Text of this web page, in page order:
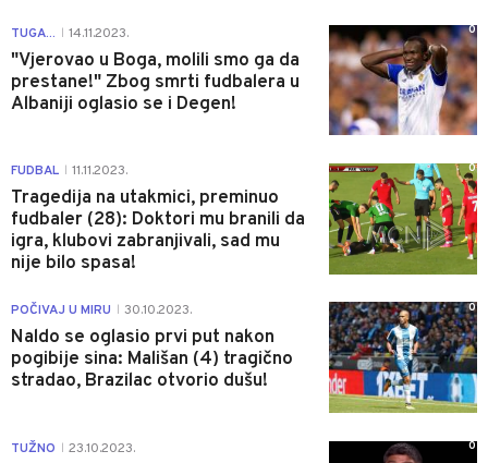
TUGA... 14.11.2023.
"Vjerovao u Boga, molili smo ga da
prestane!" Zbog smrti fudbalera u
Albaniji oglasio se i Degen!
0
FUDBAL 11.11.2023.
Tragedija na utakmici, preminuo
fudbaler (28): Doktori mu branili da
igra, klubovi zabranjivali, sad mu
nije bilo spasa!
0
POČIVAJ U MIRU 30.10.2023.
Naldo se oglasio prvi put nakon
pogibije sina: Mališan (4) tragično
stradao, Brazilac otvorio dušu!
0
TUŽNO 23.10.2023. 0